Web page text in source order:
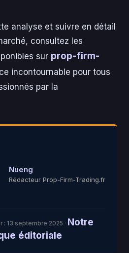
analyse et suivre en détail
consultez les
sur prop-firm-
incontournable pour tous
par la
Nueng
Rédacteur Prop-Firm-Trading.fr
: 13 septembre 2025 · Notre
éditoriale